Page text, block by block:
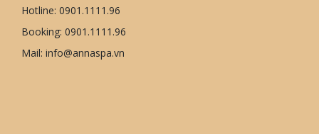
Hotline: 0901.1111.96
Booking: 0901.1111.96
Mail: info@annaspa.vn